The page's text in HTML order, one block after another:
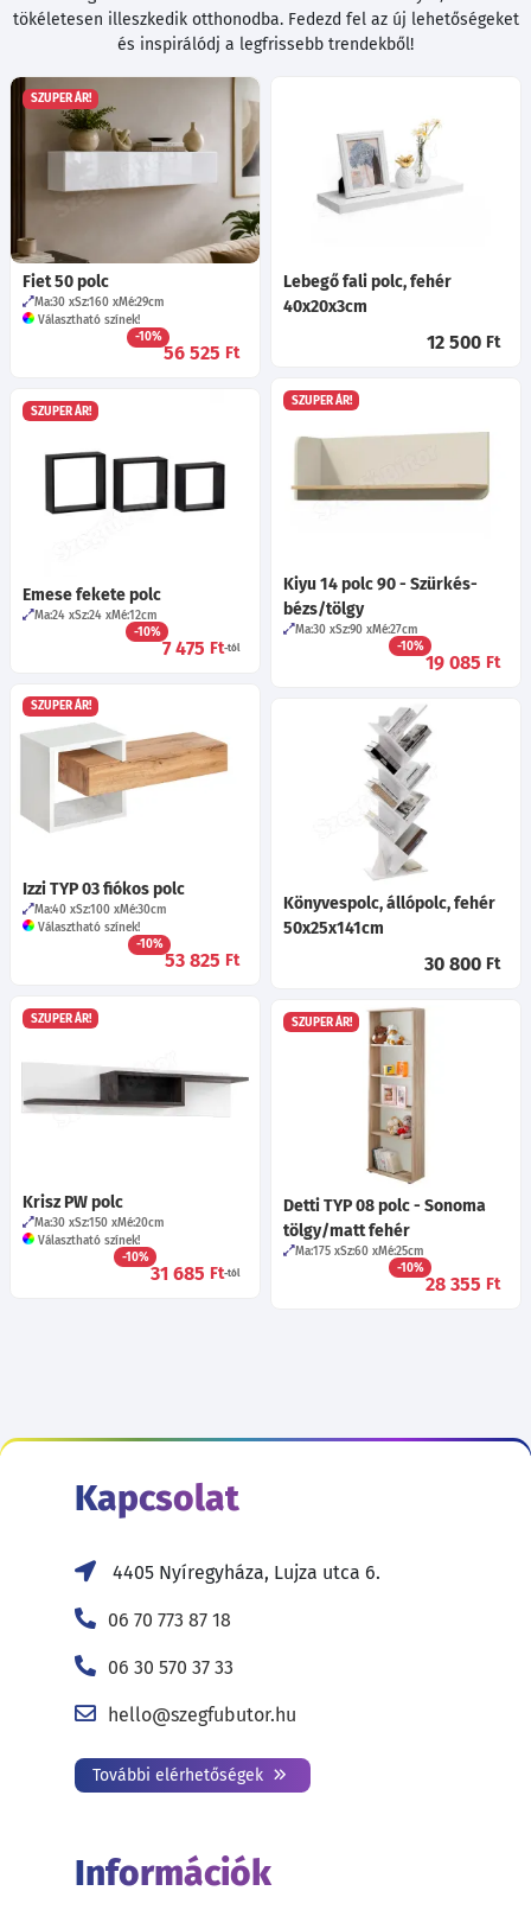
tökéletesen illeszkedik otthonodba. Fedezd fel az új lehetőségeket
és inspirálódj a legfrissebb trendekből!
SZUPER ÁR!
Fiet 50 polc
Ma:30 Sz:160 Mé:29cm
Választható színek!
-10%
56 525 Ft
Lebegő fali polc, fehér
40x20x3cm
12 500 Ft
SZUPER ÁR!
Kiyu 14 polc 90 - Szürkés-
bézs/tölgy
Ma:30 Sz:90 Mé:27cm
-10%
19 085 Ft
SZUPER ÁR!
Emese fekete polc
Ma:24 Sz:24 Mé:12cm
-10%
7 475 Ft-tól
SZUPER ÁR!
Izzi TYP 03 fiókos polc
Ma:40 Sz:100 Mé:30cm
Választható színek!
-10%
53 825 Ft
Könyvespolc, állópolc, fehér
50x25x141cm
30 800 Ft
SZUPER ÁR!
Krisz PW polc
Ma:30 Sz:150 Mé:20cm
Választható színek!
-10%
31 685 Ft-tól
SZUPER ÁR!
Detti TYP 08 polc - Sonoma
tölgy/matt fehér
Ma:175 Sz:60 Mé:25cm
-10%
28 355 Ft
Kapcsolat
4405 Nyíregyháza, Lujza utca 6.
06 70 773 87 18
06 30 570 37 33
hello@szegfubutor.hu
További elérhetőségek
Információk